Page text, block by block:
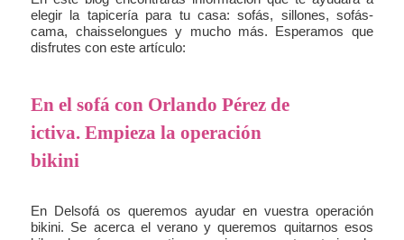
elegir la tapicería para tu casa: sofás, sillones, sofás-
cama, chaisselongues y mucho más. Esperamos que
disfrutes con este artículo:
En el sofá con Orlando Pérez de
ictiva. Empieza la operación
bikini
En Delsofá os queremos ayudar en vuestra operación
bikini. Se acerca el verano y queremos quitarnos esos